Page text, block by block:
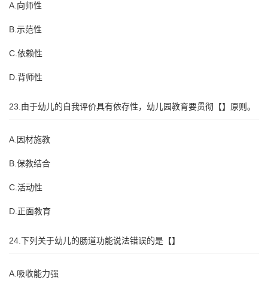
A.向师性
B.示范性
C.依赖性
D.背师性
23.由于幼儿的自我评价具有依存性，幼儿园教育要贯彻【】原则。
A.因材施教
B.保教结合
C.活动性
D.正面教育
24.下列关于幼儿的肠道功能说法错误的是【】
A.吸收能力强